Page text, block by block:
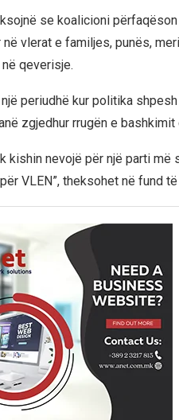
se koalicioni
vlerat e familjes, punës,
qeverisje.
periudhë kur politika
zgjedhur rrugën e
kishin nevojë për një parti
VLEN”, theksohet në fund